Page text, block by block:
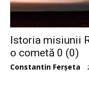
Istoria misiunii
o cometă 0 (0)
Constantin Ferșeta -